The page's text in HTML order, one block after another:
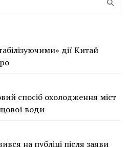
дії Китай
спосіб охолодження міст
води
на публіці після заяви